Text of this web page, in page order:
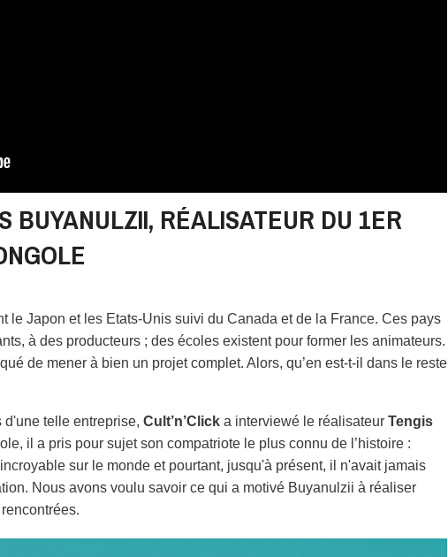
BUYANULZII, RÉALISATEUR DU 1ER
le Japon et les Etats-Unis suivi du Canada et de la France. Ces pays
à des producteurs ; des écoles existent pour former les animateurs.
de mener à bien un projet complet. Alors, qu’en est-t-il dans le reste
d'une telle entreprise, Cult’n’Click a interviewé le réalisateur Tengis
il a pris pour sujet son compatriote le plus connu de l’histoire :
sur le monde et pourtant, jusqu'à présent, il n'avait jamais
Nous avons voulu savoir ce qui a motivé Buyanulzii à réaliser